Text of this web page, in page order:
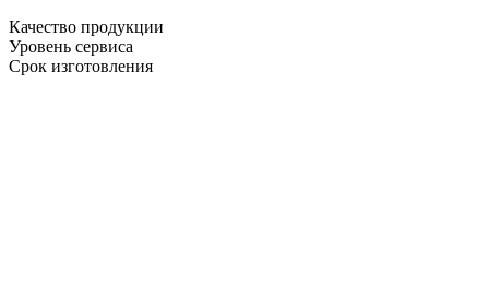
Качество продукции
Уровень сервиса
Срок изготовления